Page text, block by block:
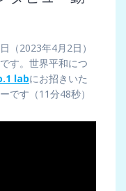
（2023年4月2日）
す。世界平和につ
labにお招きいた
です（11分48秒）